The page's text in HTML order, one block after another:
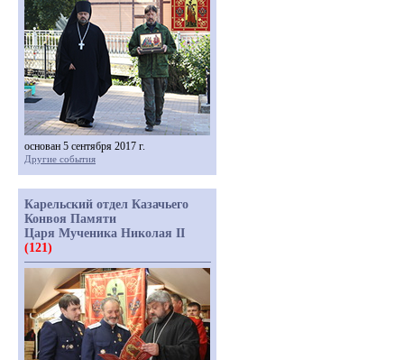
основан 5 сентября 2017 г.
Другие события
Карельский отдел Казачьего
Конвоя Памяти
Царя Мученика Николая II
(121)